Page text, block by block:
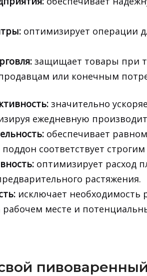
оптимизирует операции
защищает товары при
или конечным
значительно
ежедневную
обеспечивает
соответствует
оптимизирует расход
растяжения.
исключает необходимость
месте и